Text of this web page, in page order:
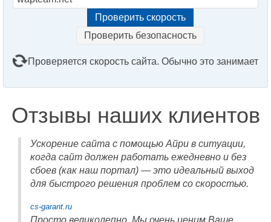
Проверить безопасность
Проверяется скорость сайта. Обычно это занимает
Отзывы наших клиентов
Ускорение сайта с помощью Айри в ситуации,
когда сайт должен работать ежедневно и без
сбоев (как наш портал) — это идеальный выход
для быстрого решения проблем со скоростью.
cs-garant.ru
Просто великолепно. Мы очень ценим Ваше